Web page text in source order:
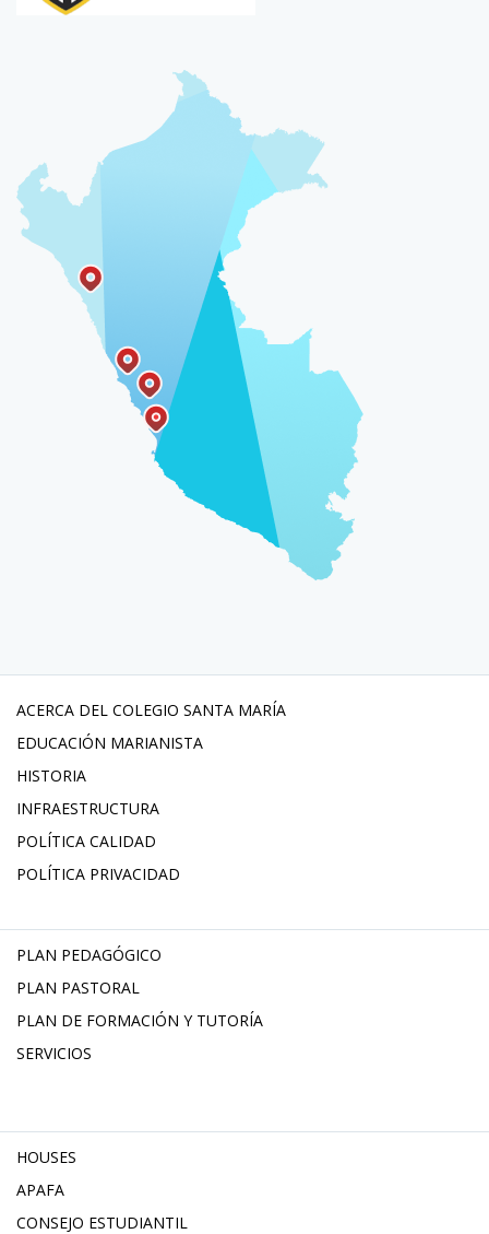
ACERCA DEL COLEGIO SANTA MARÍA
EDUCACIÓN MARIANISTA
HISTORIA
INFRAESTRUCTURA
POLÍTICA CALIDAD
POLÍTICA PRIVACIDAD
PLAN PEDAGÓGICO
PLAN PASTORAL
PLAN DE FORMACIÓN Y TUTORÍA
SERVICIOS
HOUSES
APAFA
CONSEJO ESTUDIANTIL